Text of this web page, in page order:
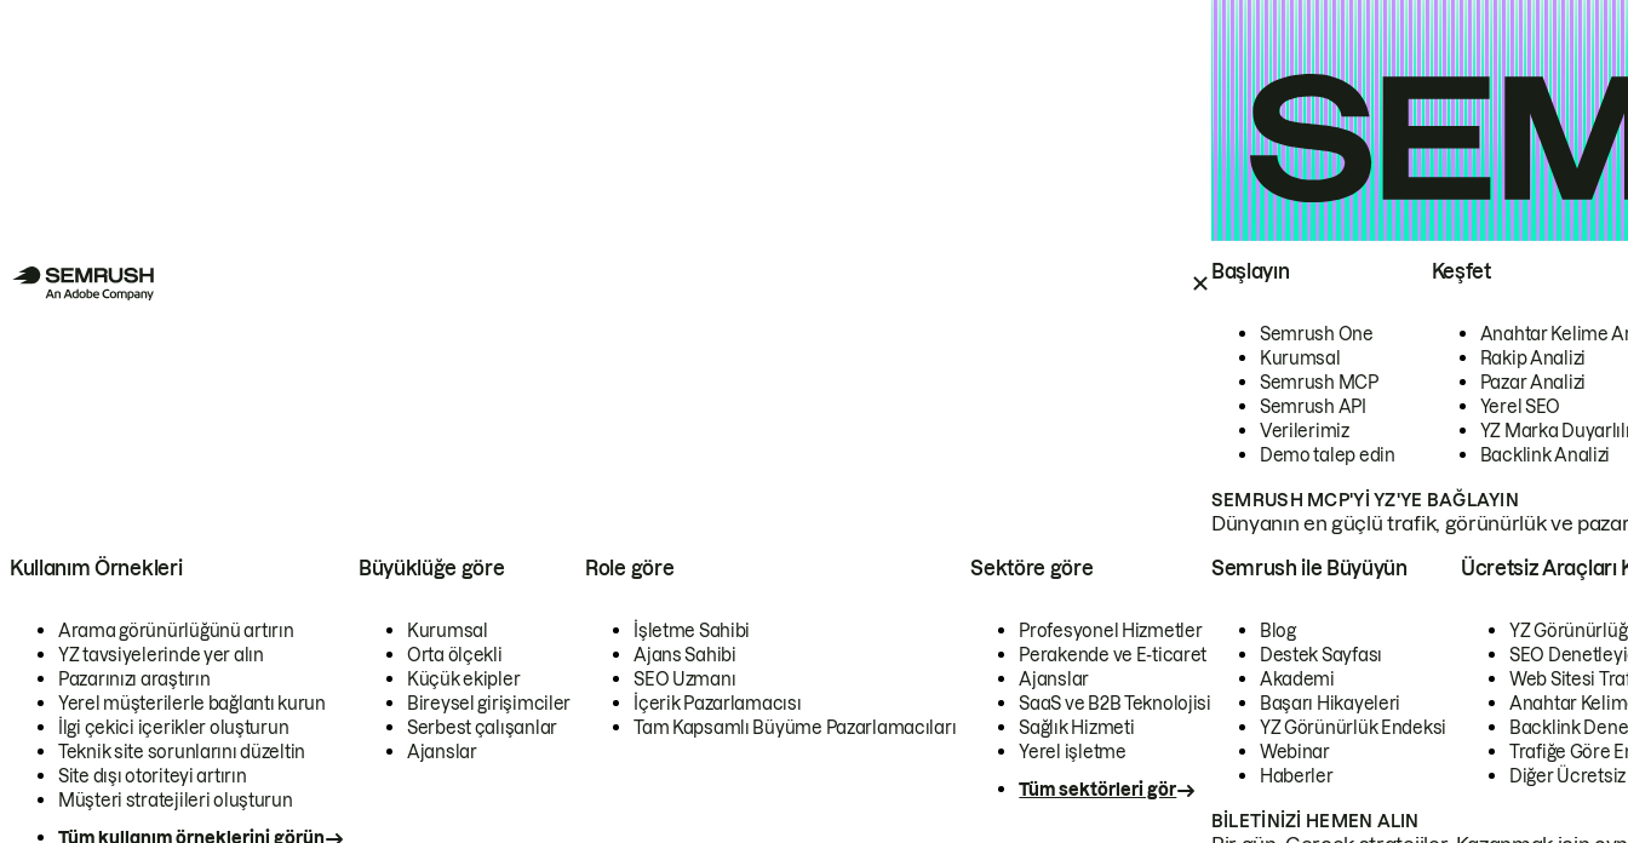
Başlayın
Semrush One
Kurumsal
Semrush MCP
Semrush API
Verilerimiz
Demo talep edin
Keşfet
Anahtar Kelime
Rakip Analizi
Pazar Analizi
Yerel SEO
YZ Marka
Backlink Analizi
SEMRUSH MCP'YI YZ'YE BAĞLAYIN
Dünyanın en güçlü trafik, görünürlük ve
Kullanım Örnekleri
Arama görünürlüğünü artırın
YZ tavsiyelerinde yer alın
Pazarınızı araştırın
Yerel müşterilerle bağlantı kurun
İlgi çekici içerikler oluşturun
Teknik site sorunlarını düzeltin
Site dışı otoriteyi artırın
Müşteri stratejileri oluşturun
Tüm kullanım örneklerini görün
Büyüklüğe göre
Kurumsal
Orta ölçekli
Küçük ekipler
Bireysel girişimciler
Serbest çalışanlar
Ajanslar
Role göre
İşletme Sahibi
Ajans Sahibi
SEO Uzmanı
İçerik Pazarlamacısı
Tam Kapsamlı Büyüme Pazarlamacıları
Sektöre göre
Profesyonel Hizmetler
Perakende ve E-ticaret
Ajanslar
SaaS ve B2B Teknolojisi
Sağlık Hizmeti
Yerel işletme
Tüm sektörleri gör
Semrush ile Büyüyün
Blog
Destek Sayfası
Akademi
Başarı Hikayeleri
YZ Görünürlük Endeksi
Webinar
Haberler
Ücretsiz Araçları
YZ
SEO
Web Sitesi
Anahtar
Backlink
Trafiğe Göre
Diğer
BILETINIZI HEMEN ALIN